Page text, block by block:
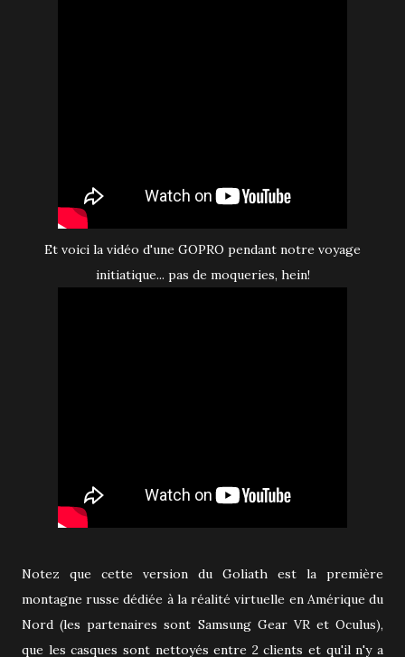
Et voici la vidéo d'une GOPRO pendant notre voyage
initiatique... pas de moqueries, hein!
Notez que cette version du Goliath est la première
montagne russe dédiée à la réalité virtuelle en Amérique du
Nord (les partenaires sont Samsung Gear VR et Oculus),
que les casques sont nettoyés entre 2 clients et qu'il n'y a